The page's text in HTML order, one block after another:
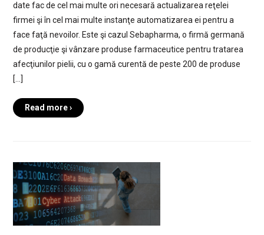
date fac de cel mai multe ori necesară actualizarea reţelei
firmei şi în cel mai multe instanţe automatizarea ei pentru a
face faţă nevoilor. Este şi cazul Sebapharma, o firmă germană
de producţie şi vânzare produse farmaceutice pentru tratarea
afecţiunilor pielii, cu o gamă curentă de peste 200 de produse
[…]
Read more ›